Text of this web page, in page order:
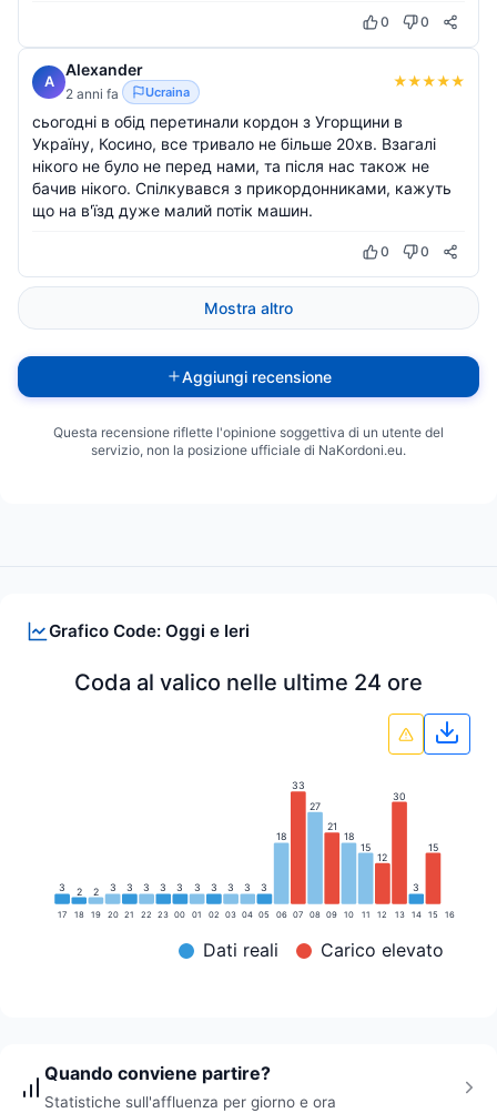
Grafico Code: Oggi e Ieri
Coda al valico nelle ultime 24 ore
3
17
2
18
2
19
3
20
3
21
3
22
3
23
3
00
3
01
3
02
3
03
3
04
3
05
18
06
33
07
27
08
21
09
18
10
15
11
12
12
30
13
3
14
15
15 16
Dati reali Carico elevato
Quando conviene partire?
Statistiche sull'affluenza per giorno e ora
0 0
A
Alexander
2 anni fa Ucraina
★★★★★
сьогодні в обід перетинали кордон з Угорщини в
Україну, Косино, все тривало не більше 20хв. Взагалі
нікого не було не перед нами, та після нас також не
бачив нікого. Спілкувався з прикордонниками, кажуть
що на в'їзд дуже малий потік машин.
0 0
Mostra altro
Aggiungi recensione
Questa recensione riflette l'opinione soggettiva di un utente del
servizio, non la posizione ufficiale di NaKordoni.eu.